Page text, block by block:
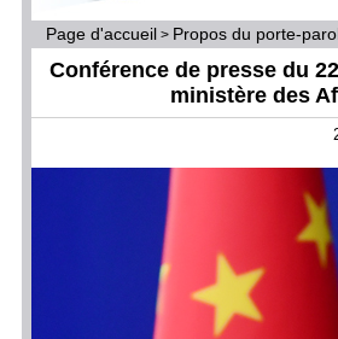
Page d'accueil > Propos du porte-
Conférence de presse du
ministère des